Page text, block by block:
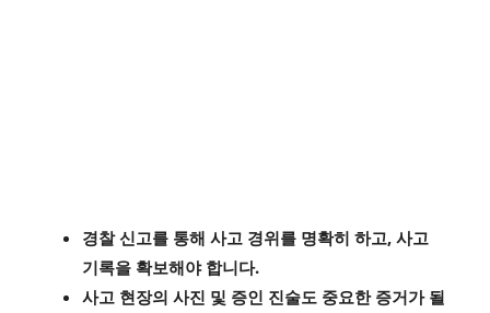
경찰 신고를 통해 사고 경위를 명확히 하고, 사고
기록을 확보해야 합니다.
사고 현장의 사진 및 증인 진술도 중요한 증거가 될